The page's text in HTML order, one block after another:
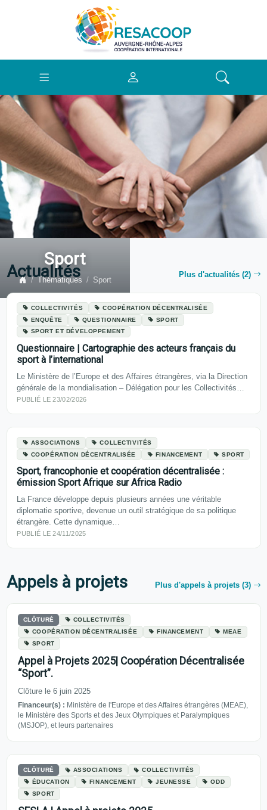
Sport
Thématiques Sport
Actualités Plus d'actualités (2)
COLLECTIVITÉS
COOPÉRATION DÉCENTRALISÉE
ENQUÊTE
QUESTIONNAIRE
SPORT
SPORT ET DÉVELOPPEMENT
Questionnaire | Cartographie des acteurs français du
sport à l’international
Le Ministère de l’Europe et des Affaires étrangères, via la Direction
générale de la mondialisation – Délégation pour les Collectivités…
PUBLIÉ LE 23/02/2026
ASSOCIATIONS
COLLECTIVITÉS
COOPÉRATION DÉCENTRALISÉE
FINANCEMENT SPORT
Sport, francophonie et coopération décentralisée :
émission Sport Afrique sur Africa Radio
La France développe depuis plusieurs années une véritable
diplomatie sportive, devenue un outil stratégique de sa politique
étrangère. Cette dynamique…
PUBLIÉ LE 24/11/2025
Appels à projets Plus d'appels à projets (3)
CLÔTURÉ
COLLECTIVITÉS
COOPÉRATION DÉCENTRALISÉE
FINANCEMENT
MEAE
SPORT
Appel à Projets 2025| Coopération Décentralisée
“Sport”.
Clôture le 6 juin 2025
Financeur(s) : Ministère de l'Europe et des Affaires étrangères (MEAE),
le Ministère des Sports et des Jeux Olympiques et Paralympiques
(MSJOP), et leurs partenaires
CLÔTURÉ ASSOCIATIONS
COLLECTIVITÉS
ÉDUCATION
FINANCEMENT JEUNESSE
ODD
SPORT